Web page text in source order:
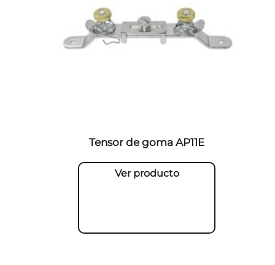
Tensor de goma AP11E
Ver producto